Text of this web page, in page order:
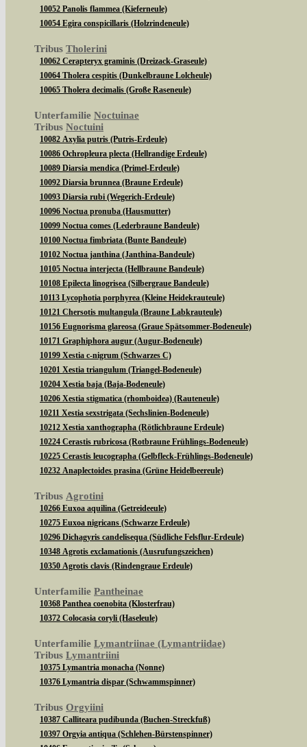
10052 Panolis flammea (Kieferneule)
10054 Egira conspicillaris (Holzrindeneule)
Tribus Tholerini
10062 Cerapteryx graminis (Dreizack-Graseule)
10064 Tholera cespitis (Dunkelbraune Lolcheule)
10065 Tholera decimalis (Große Raseneule)
Unterfamilie Noctuinae
Tribus Noctuini
10082 Axylia putris (Putris-Erdeule)
10086 Ochropleura plecta (Hellrandige Erdeule)
10089 Diarsia mendica (Primel-Erdeule)
10092 Diarsia brunnea (Braune Erdeule)
10093 Diarsia rubi (Wegerich-Erdeule)
10096 Noctua pronuba (Hausmutter)
10099 Noctua comes (Lederbraune Bandeule)
10100 Noctua fimbriata (Bunte Bandeule)
10102 Noctua janthina (Janthina-Bandeule)
10105 Noctua interjecta (Hellbraune Bandeule)
10108 Epilecta linogrisea (Silbergraue Bandeule)
10113 Lycophotia porphyrea (Kleine Heidekrauteule)
10121 Chersotis multangula (Braune Labkrauteule)
10156 Eugnorisma glareosa (Graue Spätsommer-Bodeneule)
10171 Graphiphora augur (Augur-Bodeneule)
10199 Xestia c-nigrum (Schwarzes C)
10201 Xestia triangulum (Triangel-Bodeneule)
10204 Xestia baja (Baja-Bodeneule)
10206 Xestia stigmatica (rhomboidea) (Rauteneule)
10211 Xestia sexstrigata (Sechslinien-Bodeneule)
10212 Xestia xanthographa (Rötlichbraune Erdeule)
10224 Cerastis rubricosa (Rotbraune Frühlings-Bodeneule)
10225 Cerastis leucographa (Gelbfleck-Frühlings-Bodeneule)
10232 Anaplectoides prasina (Grüne Heidelbeereule)
Tribus Agrotini
10266 Euxoa aquilina (Getreideeule)
10275 Euxoa nigricans (Schwarze Erdeule)
10296 Dichagyris candelisequa (Südliche Felsflur-Erdeule)
10348 Agrotis exclamationis (Ausrufungszeichen)
10350 Agrotis clavis (Rindengraue Erdeule)
Unterfamilie Pantheinae
10368 Panthea coenobita (Klosterfrau)
10372 Colocasia coryli (Haseleule)
Unterfamilie Lymantriinae (Lymantriidae)
Tribus Lymantriini
10375 Lymantria monacha (Nonne)
10376 Lymantria dispar (Schwammspinner)
Tribus Orgyiini
10387 Calliteara pudibunda (Buchen-Streckfuß)
10397 Orgyia antiqua (Schlehen-Bürstenspinner)